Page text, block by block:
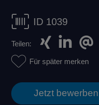
ID 1039
Teilen:
Für später merken
Jetzt bewerben